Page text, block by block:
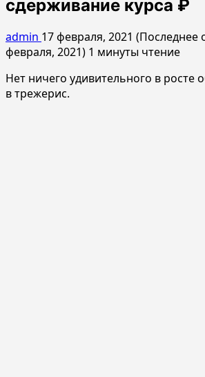
сдерживание курса ₽
admin 17 февраля, 2021 (Последнее
февраля, 2021) 1 минуты чтение
Нет ничего удивительного в росте
в трежерис.